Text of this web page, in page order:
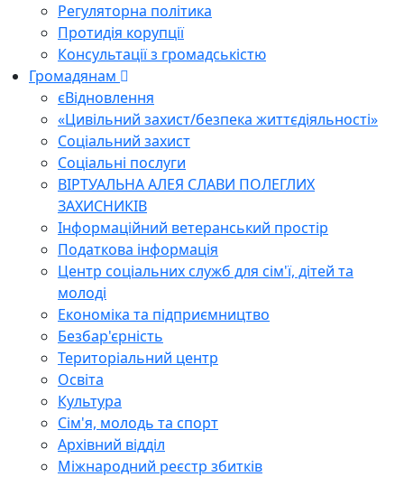
Регуляторна політика
Протидія корупції
Консультації з громадськістю
Громадянам
єВідновлення
«Цивільний захист/безпека життєдіяльності»
Соціальний захист
Соціальні послуги
ВІРТУАЛЬНА АЛЕЯ СЛАВИ ПОЛЕГЛИХ
ЗАХИСНИКІВ
Інформаційний ветеранський простір
Податкова інформація
Центр соціальних служб для сім'ї, дітей та
молоді
Економіка та підприємництво
Безбар'єрність
Територіальний центр
Освіта
Культура
Сім'я, молодь та спорт
Архівний відділ
Міжнародний реєстр збитків